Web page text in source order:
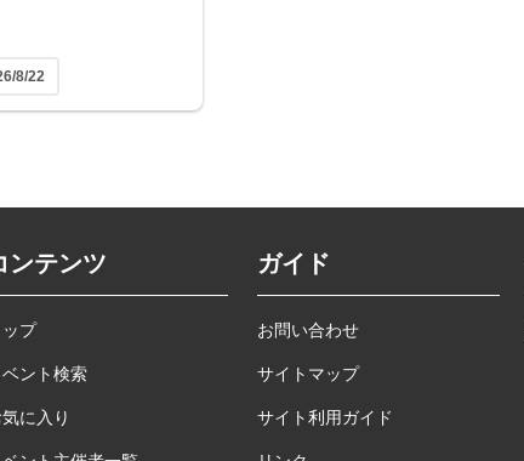
8/22
ンテンツ
ップ
ベント検索
に入り
ガイド
お問い合わせ
サイトマップ
サイト利用ガイド